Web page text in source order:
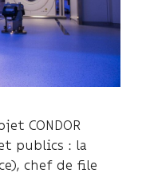
CONDOR
publics : la
chef de file